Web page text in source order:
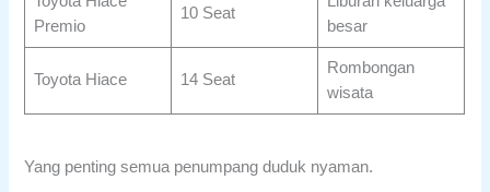
Premio
10 Seat
besar
Toyota Hiace 14 Seat
Rombongan
wisata
Yang penting semua penumpang duduk nyaman.